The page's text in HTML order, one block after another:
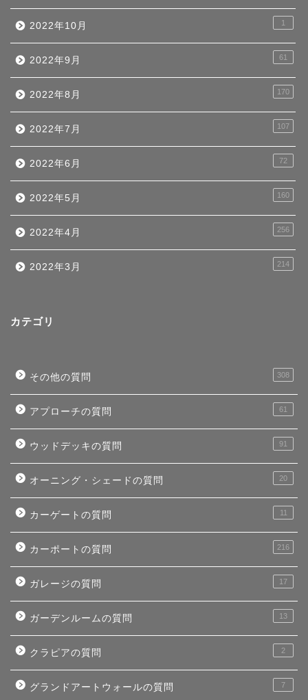
2022年10月 1
2022年9月 61
2022年8月 170
2022年7月 107
2022年6月 72
2022年5月 160
2022年4月 256
2022年3月 214
カテゴリ
その他の質問 308
アプローチの質問 61
ウッドデッキの質問 91
オーニング・シェードの質問 20
カーゲートの質問 11
カーポートの質問 216
ガレージの質問 17
ガーデンルームの質問 13
クラピアの質問 2
グランドアートウォールの質問 7